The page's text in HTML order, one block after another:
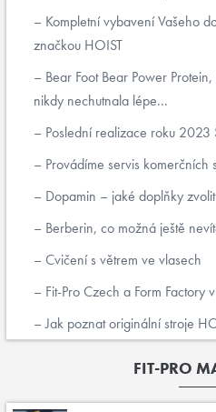
Kompletní vybavení Vašeho
značkou HOIST
Bear Foot Bear Power
nikdy nechutnala lépe...
Poslední realizace roku 2023
Provádíme servis komerčních
Dopamin – jaké doplňky
Berberin, co možná ještě
Cvičení s větrem ve vlasech
Fit-Pro Czech a Form Factory
Jak poznat originální stroje
FIT-PRO